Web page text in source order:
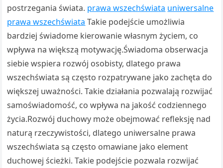
postrzegania świata. prawa wszechświata uniwersalne
prawa wszechświata Takie podejście umożliwia
bardziej świadome kierowanie własnym życiem, co
wpływa na większą motywację.Świadoma obserwacja
siebie wspiera rozwój osobisty, dlatego prawa
wszechświata są często rozpatrywane jako zachęta do
większej uważności. Takie działania pozwalają rozwijać
samoświadomość, co wpływa na jakość codziennego
życia.Rozwój duchowy może obejmować refleksję nad
naturą rzeczywistości, dlatego uniwersalne prawa
wszechświata są często omawiane jako element
duchowej ścieżki. Takie podejście pozwala rozwijać